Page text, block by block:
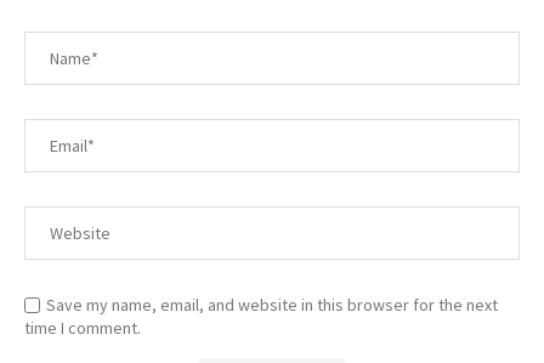
Save my name, email, and website in this browser for the next
time I comment.